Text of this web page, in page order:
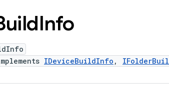
Info
IDeviceBuildInfo ,